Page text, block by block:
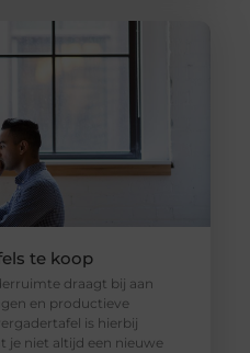
te koop
draagt bij aan
en productieve
is hierbij
je niet altijd een nieuwe